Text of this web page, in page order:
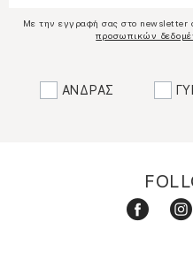
Με την εγγραφή σας στο newsletter
προσωπικών
ΑΝΔΡΑΣ